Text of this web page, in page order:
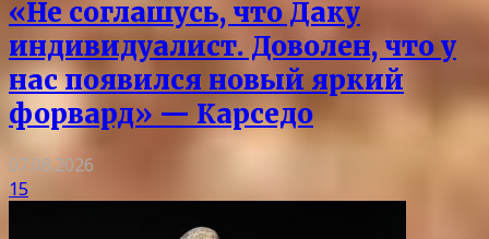
«Не соглашусь, что Даку
индивидуалист. Доволен, что у
нас появился новый яркий
форвард» — Карседо
07.08.2026
15